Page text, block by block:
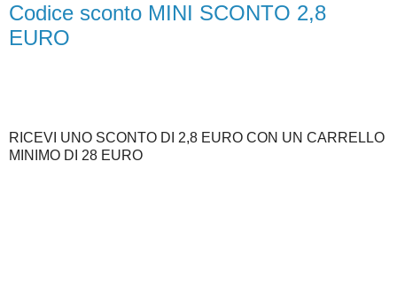
Codice sconto MINI SCONTO 2,8
EURO
RICEVI UNO SCONTO DI 2,8 EURO CON UN CARRELLO
MINIMO DI 28 EURO